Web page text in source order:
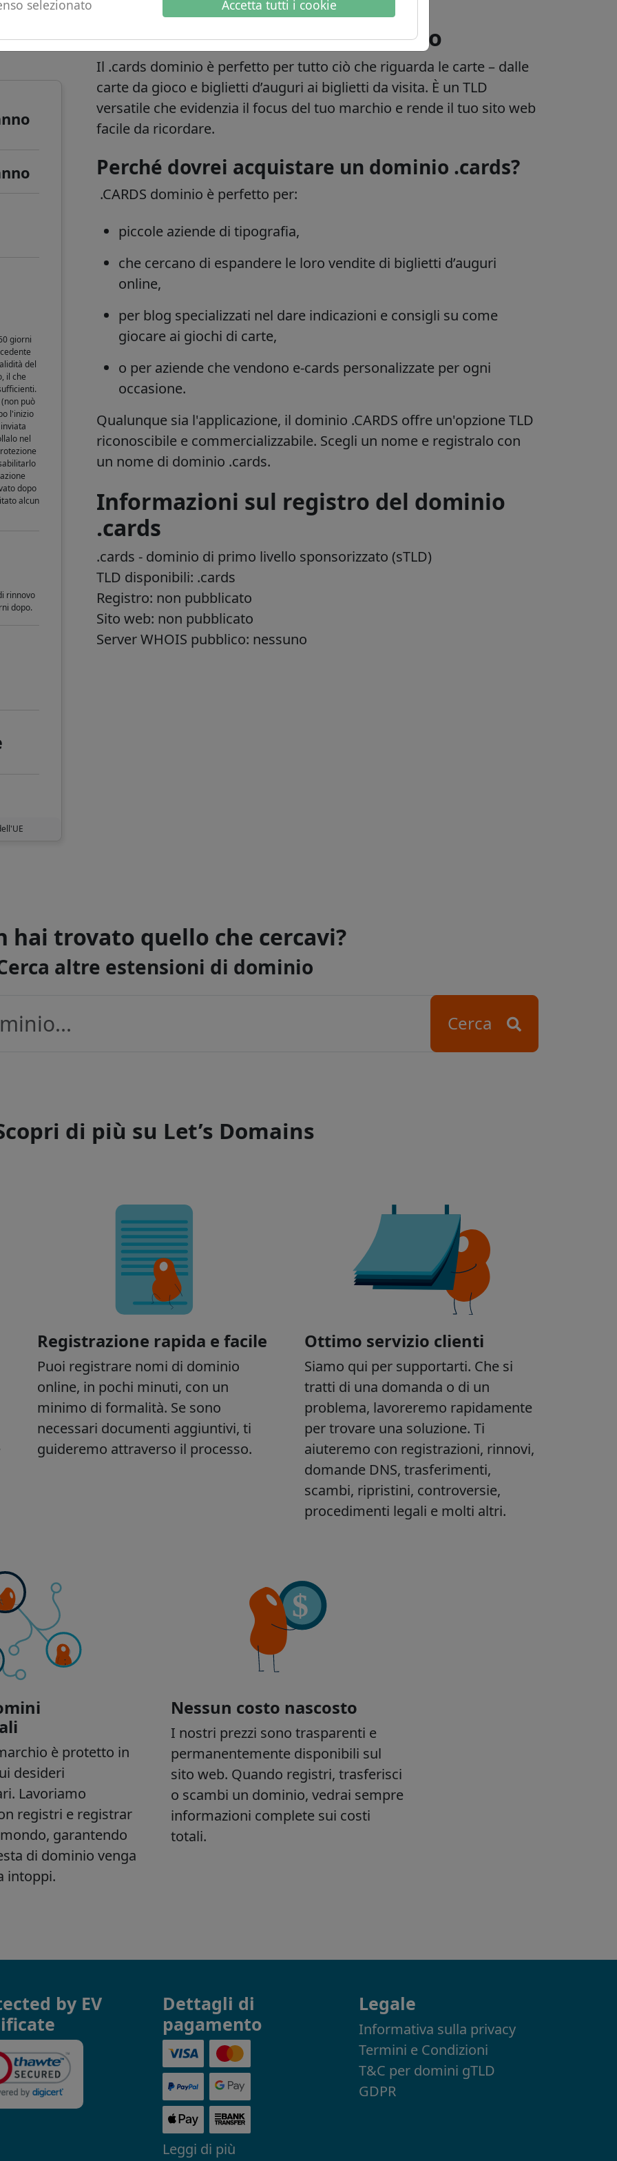
selezionato Accetta tutti i cookie
giorni
del
il che
può
l'inizio
nel
dopo
alcun
rinnovo
dopo.
.cards informazioni sul dominio
Il .cards dominio è perfetto per tutto ciò che riguarda le carte – dalle
carte da gioco e biglietti d’auguri ai biglietti da visita. È un TLD
versatile che evidenzia il focus del tuo marchio e rende il tuo sito web
facile da ricordare.
Perché dovrei acquistare un dominio .cards?
.CARDS dominio è perfetto per:
piccole aziende di tipografia,
che cercano di espandere le loro vendite di biglietti d’auguri
online,
per blog specializzati nel dare indicazioni e consigli su come
giocare ai giochi di carte,
o per aziende che vendono e-cards personalizzate per ogni
occasione.
Qualunque sia l'applicazione, il dominio .CARDS offre un'opzione TLD
riconoscibile e commercializzabile. Scegli un nome e registralo con
un nome di dominio .cards.
Informazioni sul registro del dominio
.cards
.cards - dominio di primo livello sponsorizzato (sTLD)
TLD disponibili: .cards
Registro: non pubblicato
Sito web: non pubblicato
Server WHOIS pubblico: nessuno
hai trovato quello che cercavi?
altre estensioni di dominio
Cerca
by EV
Dettagli di
pagamento
Leggi di più
Legale
Informativa sulla privacy
Termini e Condizioni
T&C per domini gTLD
GDPR